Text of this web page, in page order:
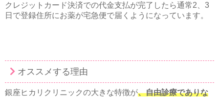
クレジットカード決済での代金支払が完了したら通常2、3
日で登録住所にお薬が宅急便で届くようになっています。
オススメする理由
銀座ヒカリクリニックの大きな特徴が、自由診療でありな